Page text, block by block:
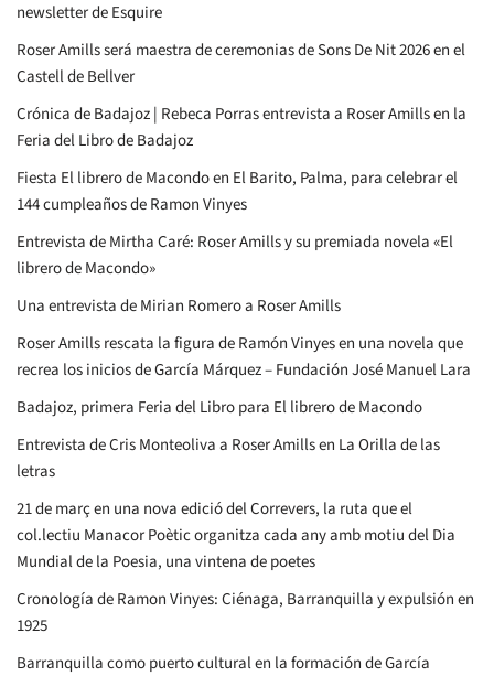
newsletter de Esquire
Roser Amills será maestra de ceremonias de Sons De Nit 2026 en el
Castell de Bellver
Crónica de Badajoz | Rebeca Porras entrevista a Roser Amills en la
Feria del Libro de Badajoz
Fiesta El librero de Macondo en El Barito, Palma, para celebrar el
144 cumpleaños de Ramon Vinyes
Entrevista de Mirtha Caré: Roser Amills y su premiada novela «El
librero de Macondo»
Una entrevista de Mirian Romero a Roser Amills
Roser Amills rescata la figura de Ramón Vinyes en una novela que
recrea los inicios de García Márquez – Fundación José Manuel Lara
Badajoz, primera Feria del Libro para El librero de Macondo
Entrevista de Cris Monteoliva a Roser Amills en La Orilla de las
letras
21 de març en una nova edició del Correvers, la ruta que el
col.lectiu Manacor Poètic organitza cada any amb motiu del Dia
Mundial de la Poesia, una vintena de poetes
Cronología de Ramon Vinyes: Ciénaga, Barranquilla y expulsión en
1925
Barranquilla como puerto cultural en la formación de García